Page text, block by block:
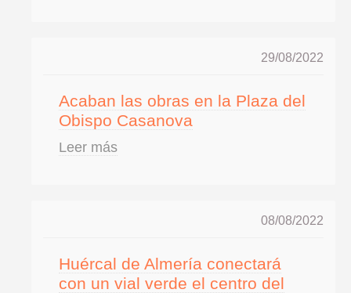
29/08/2022
Acaban las obras en la Plaza del
Obispo Casanova
Leer más
08/08/2022
Huércal de Almería conectará
con un vial verde el centro del